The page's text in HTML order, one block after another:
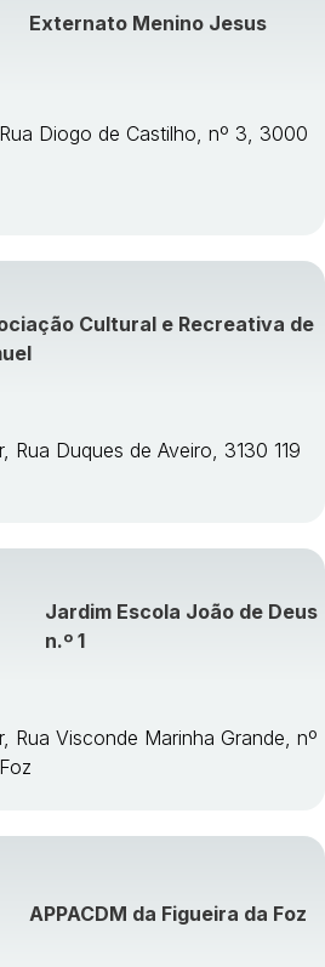
Externato Menino Jesus
Diogo de Castilho, nº 3, 3000
Cultural e Recreativa de
Rua Duques de Aveiro, 3130 119
Jardim Escola João de Deus
n.º 1
Rua Visconde Marinha Grande, nº
APPACDM da Figueira da Foz